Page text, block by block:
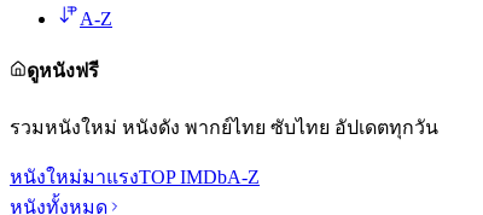
A-Z
ดูหนังฟรี
รวมหนังใหม่ หนังดัง พากย์ไทย ซับไทย อัปเดตทุกวัน
หนังใหม่มาแรงTOP IMDbA-Z
หนังทั้งหมด